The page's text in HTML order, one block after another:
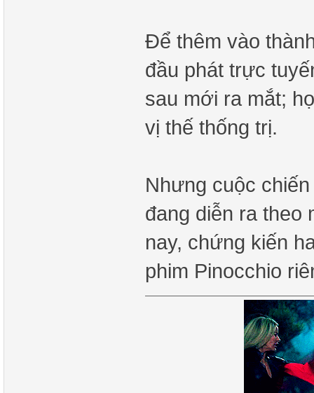
Để thêm vào
đầu phát trực
sau mới ra mắt;
vị thế thống trị.
Nhưng cuộc
đang diễn ra theo
nay, chứng kiến
phim Pinocchio